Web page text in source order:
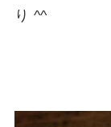
り ^^